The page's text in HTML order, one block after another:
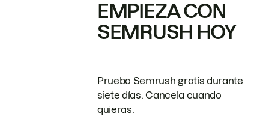
EMPIEZA CON
SEMRUSH HOY
Prueba Semrush gratis durante
siete días. Cancela cuando
quieras.